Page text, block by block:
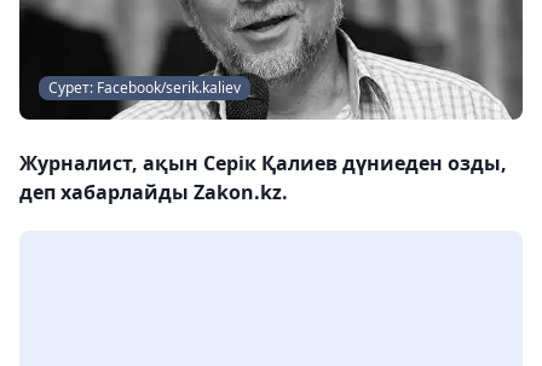
Сурет: Facebook/serik.kaliev
Журналист, ақын Серік Қалиев дүниеден озды,
деп хабарлайды Zakon.kz.